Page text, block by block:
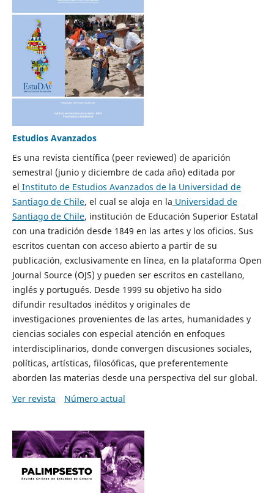
Estudios Avanzados
Es una revista científica (peer reviewed) de aparición
semestral (junio y diciembre de cada año) editada por
el Instituto de Estudios Avanzados de la Universidad de
Santiago de Chile, el cual se aloja en la Universidad de
Santiago de Chile, institución de Educación Superior Estatal
con una tradición desde 1849 en las artes y los oficios. Sus
escritos cuentan con acceso abierto a partir de su
publicación, exclusivamente en línea, en la plataforma Open
Journal Source (OJS) y pueden ser escritos en castellano,
inglés y portugués. Desde 1999 su objetivo ha sido
difundir resultados inéditos y originales de
investigaciones provenientes de las artes, humanidades y
ciencias sociales con especial atención en enfoques
interdisciplinarios, donde convergen discusiones sociales,
políticas, artísticas, filosóficas, que preferentemente
aborden las materias desde una perspectiva del sur global.
Ver revista
Número actual